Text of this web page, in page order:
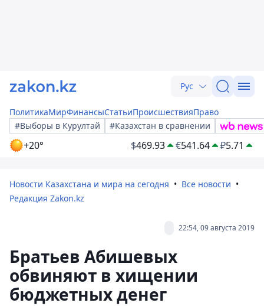
Рус
ПолитикаМирФинансыСтатьиПроисшествияПраво
#Выборы в Курултай
#Казахстан в сравнении
+20° $469.93 €541.64 ₽5.71
Новости Казахстана и мира на сегодня
Все новости
Редакция Zakon.kz
22:54, 09 августа 2019
Братьев Абишевых
обвиняют в хищении
бюджетных денег